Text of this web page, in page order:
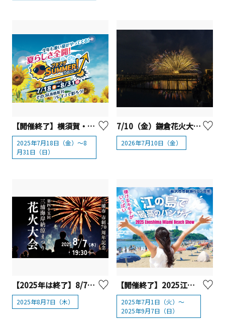
【開催終了】横須賀・ソレイユの丘「ブチアゲSUMMER！2025 SOLEIL」
2025年7月18日（金）～8
月31日（日）
7/10（金）鎌倉花火大会（第78回）
2026年7月10日（金）
【2025年は終了】8/7（木）三浦市市制施行70周年記念 第45回三浦海岸納涼まつり花火大会
2025年8月7日（木）
【開催終了】2025江の島マイアミビーチショー
2025年7月1日（火）～
2025年9月7日（日）